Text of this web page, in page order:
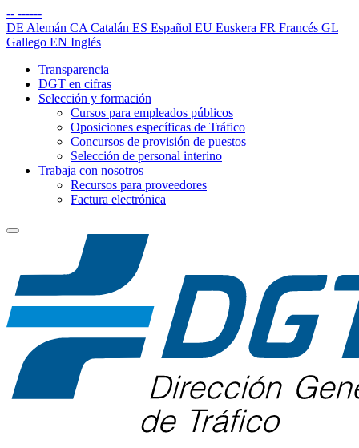
-- ------
DE Alemán CA Catalán ES Español EU Euskera FR Francés GL
Gallego EN Inglés
Transparencia
DGT en cifras
Selección y formación
Cursos para empleados públicos
Oposiciones específicas de Tráfico
Concursos de provisión de puestos
Selección de personal interino
Trabaja con nosotros
Recursos para proveedores
Factura electrónica